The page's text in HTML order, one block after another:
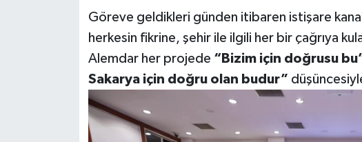
Göreve geldikleri günden itibaren istişare
herkesin fikrine, şehir ile ilgili her bir çağrıya
Alemdar her projede “Bizim için doğrusu
Sakarya için doğru olan budur”